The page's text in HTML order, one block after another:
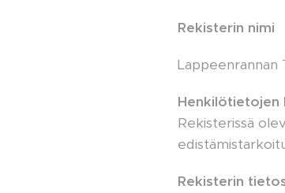
Rekisterin nimi
Lappeenrannan
Rekisterissä
Rekisterin